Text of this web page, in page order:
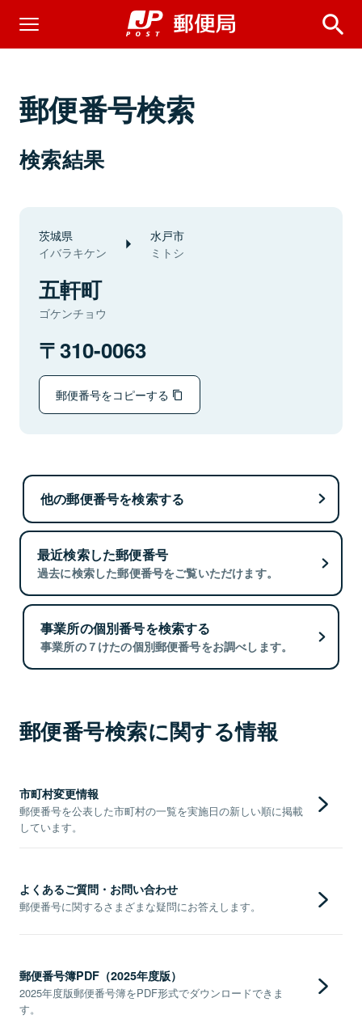
郵便番号検索
検索結果
茨城県
イバラキケン
水戸市
ミトシ
五軒町
ゴケンチョウ
310-0063
郵便番号をコピーする
他の郵便番号を検索する
最近検索した郵便番号
過去に検索した郵便番号をご覧いただけます。
事業所の個別番号を検索する
事業所の７けたの個別郵便番号をお調べします。
郵便番号検索に関する情報
市町村変更情報
郵便番号を公表した市町村の一覧を実施日の新しい順に掲載
しています。
よくあるご質問・お問い合わせ
郵便番号に関するさまざまな疑問にお答えします。
郵便番号簿PDF（2025年度版）
2025年度版郵便番号簿をPDF形式でダウンロードできま
す。